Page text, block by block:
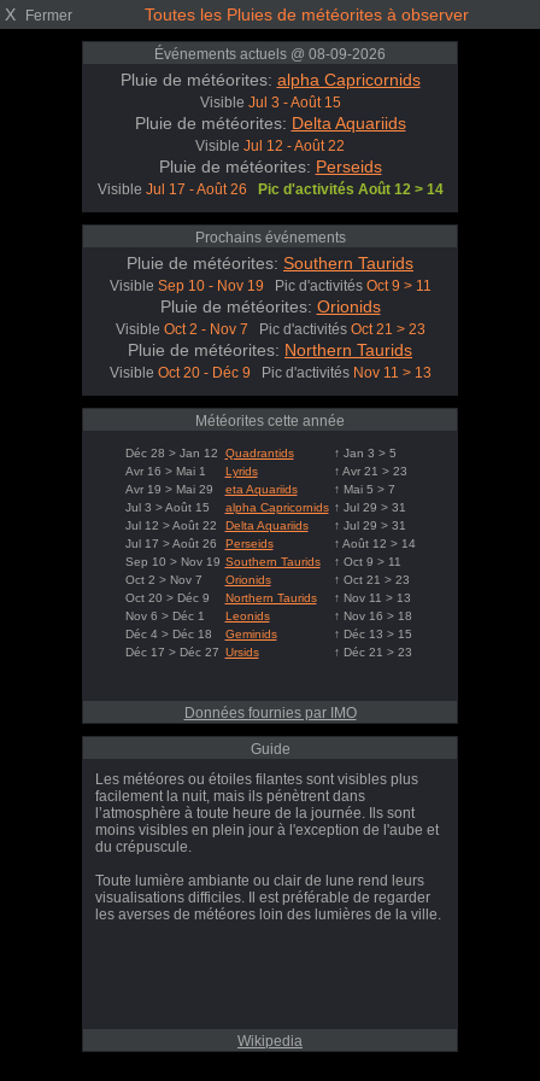
X Fermer Toutes les Pluies de météorites à observer
Événements actuels @ 08-09-2026
Pluie de météorites: alpha Capricornids
Visible Jul 3 - Août 15
Pluie de météorites: Delta Aquariids
Visible Jul 12 - Août 22
Pluie de météorites: Perseids
Visible Jul 17 - Août 26 Pic d'activités Août 12 > 14
Prochains événements
Pluie de météorites: Southern Taurids
Visible Sep 10 - Nov 19 Pic d'activités Oct 9 > 11
Pluie de météorites: Orionids
Visible Oct 2 - Nov 7 Pic d'activités Oct 21 > 23
Pluie de météorites: Northern Taurids
Visible Oct 20 - Déc 9 Pic d'activités Nov 11 > 13
Météorites cette année
Déc 28 > Jan 12 Quadrantids
↑ Jan 3 > 5
Avr 16 > Mai 1
Lyrids
↑ Avr 21 > 23
Avr 19 > Mai 29
eta Aquariids
↑ Mai 5 > 7
Jul 3 > Août 15
alpha Capricornids ↑ Jul 29 > 31
Jul 12 > Août 22
Delta Aquariids
↑ Jul 29 > 31
Jul 17 > Août 26
Perseids
↑ Août 12 > 14
Sep 10 > Nov 19 Southern Taurids
↑ Oct 9 > 11
Oct 2 > Nov 7
Orionids
↑ Oct 21 > 23
Oct 20 > Déc 9
Northern Taurids
↑ Nov 11 > 13
Nov 6 > Déc 1
Leonids
↑ Nov 16 > 18
Déc 4 > Déc 18
Geminids
↑ Déc 13 > 15
Déc 17 > Déc 27 Ursids ↑ Déc 21 > 23
Données fournies par IMO
Guide
Les météores ou étoiles filantes sont visibles plus
facilement la nuit, mais ils pénètrent dans
l’atmosphère à toute heure de la journée. Ils sont
moins visibles en plein jour à l'exception de l'aube et
du crépuscule.
Toute lumière ambiante ou clair de lune rend leurs
visualisations difficiles. Il est préférable de regarder
les averses de météores loin des lumières de la ville.
Wikipedia